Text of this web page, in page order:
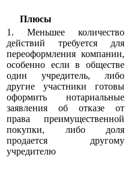
Плюсы
1. Меньшее количество
действий требуется для
переоформления компании,
особенно если в обществе
один учредитель, либо
другие участники готовы
оформить нотариальные
заявления об отказе от
права преимущественной
покупки, либо доля
продается другому
учредителю